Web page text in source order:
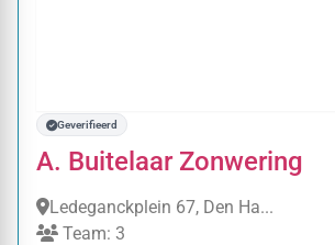
Geverifieerd
A. Buitelaar Zonwering
Ledeganckplein 67, Den Ha...
Team: 3